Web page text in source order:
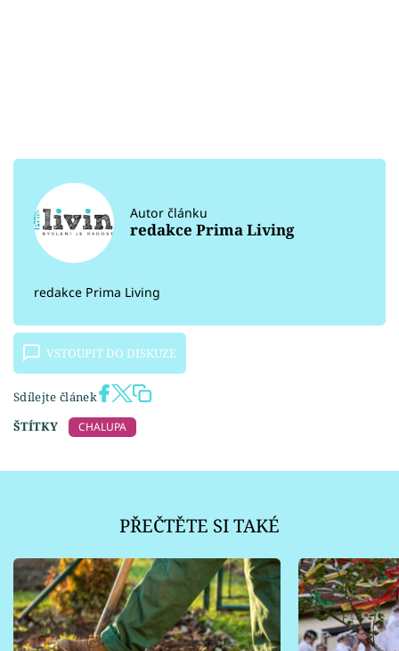
Autor článku
redakce Prima Living
redakce Prima Living
VSTOUPIT DO DISKUZE
Sdílejte článek
ŠTÍTKY
CHALUPA
PŘEČTĚTE SI TAKÉ